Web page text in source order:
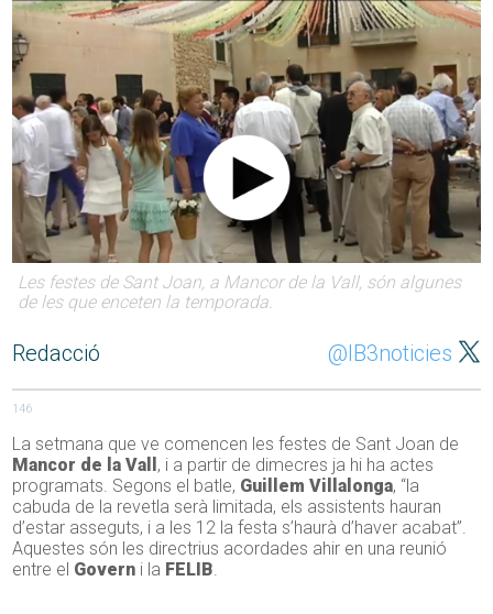
Les festes de Sant Joan, a Mancor de la Vall, són algunes
de les que enceten la temporada.
Redacció @IB3noticies
146
La setmana que ve comencen les festes de Sant Joan de
Mancor de la Vall , i a partir de dimecres ja hi ha actes
programats. Segons el batle, Guillem Villalonga, “la
cabuda de la revetla serà limitada, els assistents hauran
d’estar asseguts, i a les 12 la festa s’haurà d’haver acabat”.
Aquestes són les directrius acordades ahir en una reunió
entre el Govern i la FELIB.